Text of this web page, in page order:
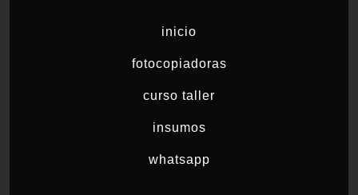
inicio
fotocopiadoras
curso taller
insumos
whatsapp